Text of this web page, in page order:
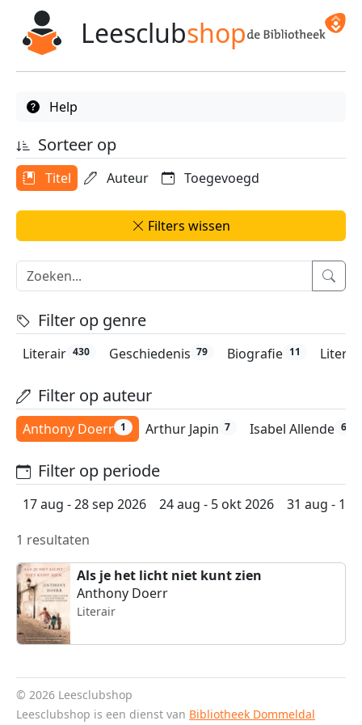
Leesclubshop
Help
Sorteer op
Titel Auteur Toegevoegd
Filters wissen
Filter op genre
Literair 430 Geschiedenis 79 Biografie 11
Filter op auteur
Arthur Japin 7 Isabel Allende 6
Anthony Doerr 1
Filter op periode
17 aug - 28 sep 2026 24 aug - 5 okt 2026
31 aug - 12
1 resultaten
Als je het licht niet kunt zien
Anthony Doerr
Literair
© 2026 Leesclubshop
Leesclubshop is een dienst van Bibliotheek Dommeldal